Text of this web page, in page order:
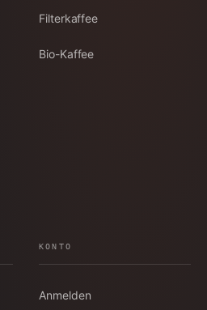
Filterkaffee
Bio-Kaffee
KONTO
Anmelden